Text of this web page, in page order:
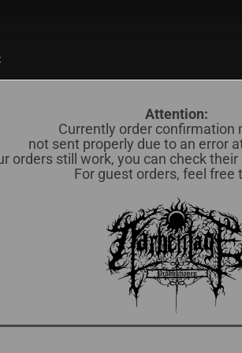
Attention:
Currently order confirmation
not sent properly due to an error
orders still work, you can check
For guest orders, feel free
Vinyl » 12"
Alle Hersteller 16
pro